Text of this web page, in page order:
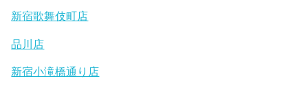
新宿歌舞伎町店
品川店
新宿小滝橋通り店